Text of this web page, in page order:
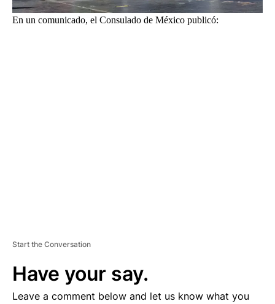
En un comunicado, el Consulado de México publicó:
Start the Conversation
Have your say.
Leave a comment below and let us know what you